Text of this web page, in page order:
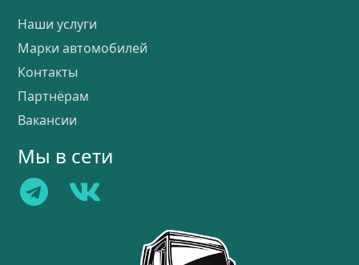
Наши услуги
Марки автомобилей
Контакты
Партнёрам
Вакансии
Мы в сети